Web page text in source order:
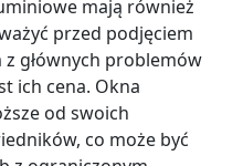
mają również
przed podjęciem
z głównych problemów
ich cena. Okna
od swoich
co może być